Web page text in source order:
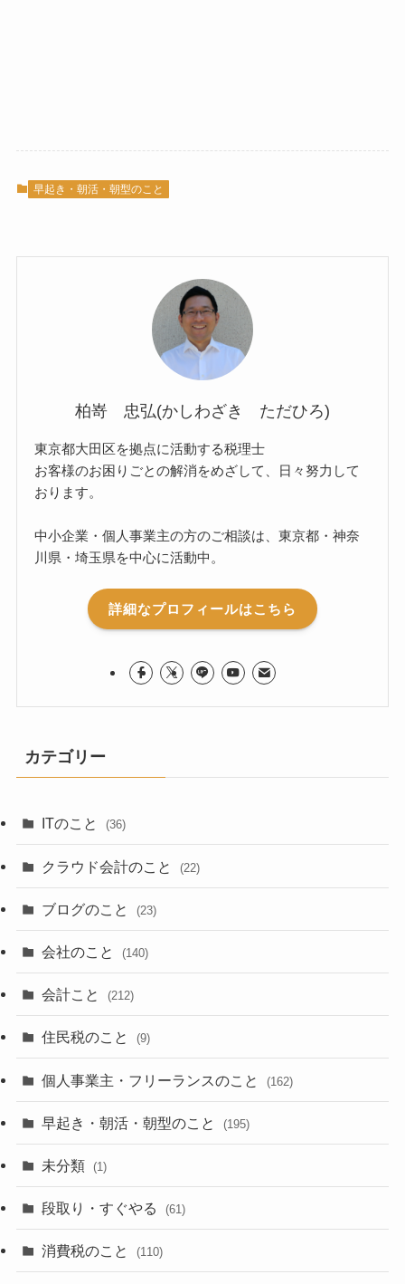
早起き・朝活・朝型のこと
柏嵜 忠弘(かしわざき ただひろ)
東京都大田区を拠点に活動する税理士
お客様のお困りごとの解消をめざして、日々努力して
おります。
中小企業・個人事業主の方のご相談は、東京都・神奈
川県・埼玉県を中心に活動中。
詳細なプロフィールはこちら
カテゴリー
ITのこと (36)
クラウド会計のこと (22)
ブログのこと (23)
会社のこと (140)
会計こと (212)
住民税のこと (9)
個人事業主・フリーランスのこと (162)
早起き・朝活・朝型のこと (195)
未分類 (1)
段取り・すぐやる (61)
消費税のこと (110)